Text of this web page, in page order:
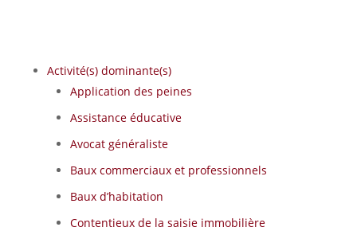
Activité(s) dominante(s)
Application des peines
Assistance éducative
Avocat généraliste
Baux commerciaux et professionnels
Baux d’habitation
Contentieux de la saisie immobilière